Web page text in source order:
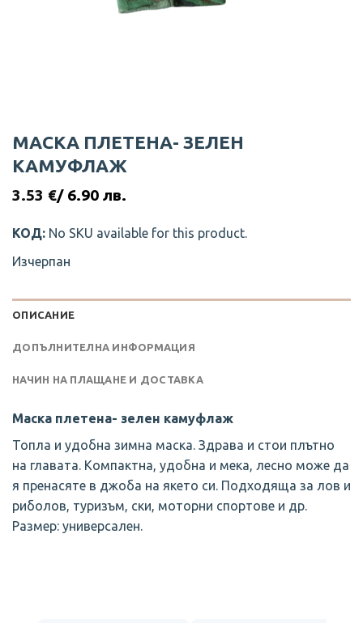
МАСКА ПЛЕТЕНА- ЗЕЛЕН
КАМУФЛАЖ
3.53 €/ 6.90 лв.
КОД: No SKU available for this product.
Изчерпан
ОПИСАНИЕ
ДОПЪЛНИТЕЛНА ИНФОРМАЦИЯ
НАЧИН НА ПЛАЩАНЕ И ДОСТАВКА
Маска плетена- зелен камуфлаж
Топла и удобна зимна маска. Здрава и стои плътно
на главата. Компактна, удобна и мека, лесно може да
я пренасяте в джоба на якето си. Подходяща за лов и
риболов, туризъм, ски, моторни спортове и др.
Размер: универсален.